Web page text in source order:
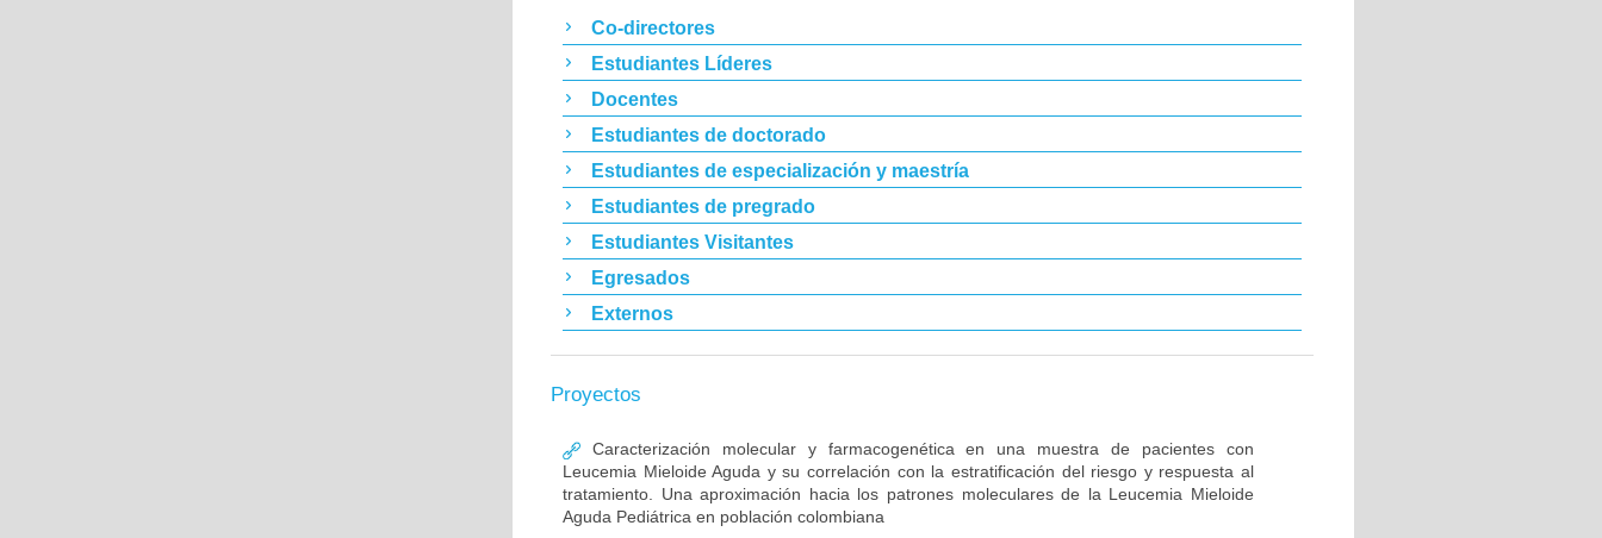
Co-directores
Estudiantes Líderes
Docentes
Estudiantes de doctorado
Estudiantes de especialización y maestría
Estudiantes de pregrado
Estudiantes Visitantes
Egresados
Externos
Proyectos
Caracterización molecular y farmacogenética en una muestra de pacientes con
Leucemia Mieloide Aguda y su correlación con la estratificación del riesgo y respuesta al
tratamiento. Una aproximación hacia los patrones moleculares de la Leucemia Mieloide
Aguda Pediátrica en población colombiana